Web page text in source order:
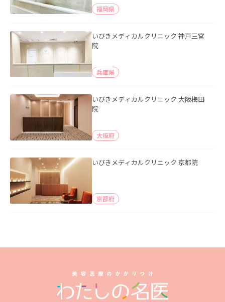
福岡県
いびきメディカルクリニック 神戸三宮
院
兵庫県
いびきメディカルクリニック 大阪梅田
院
大阪府
いびきメディカルクリニック 京都院
京都府